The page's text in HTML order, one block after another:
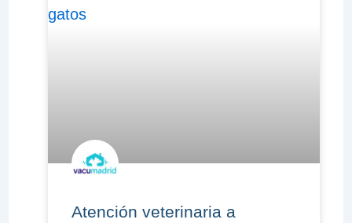
Atención veterinaria a